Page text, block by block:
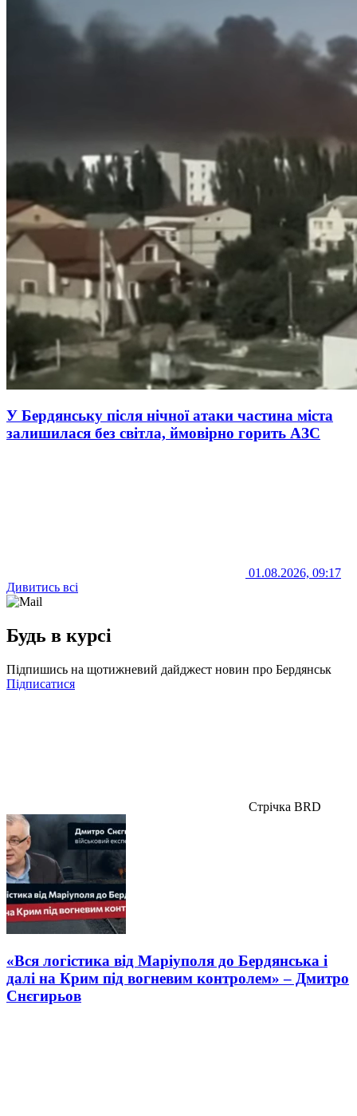
У Бердянську після нічної атаки частина міста
залишилася без світла, ймовірно горить АЗС
01.08.2026, 09:17
Дивитись всі
Будь в курсі
Підпишись на щотижневий дайджест новин про Бердянськ
Підписатися
Стрічка BRD
«Вся логістика від Маріуполя до Бердянська і
далі на Крим під вогневим контролем» – Дмитро
Снєгирьов